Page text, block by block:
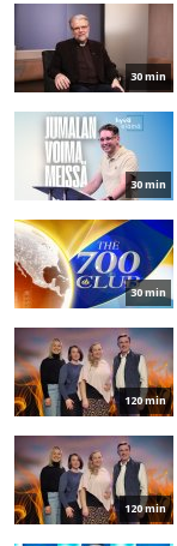
30 min
30 min
30 min
120 min
120 min